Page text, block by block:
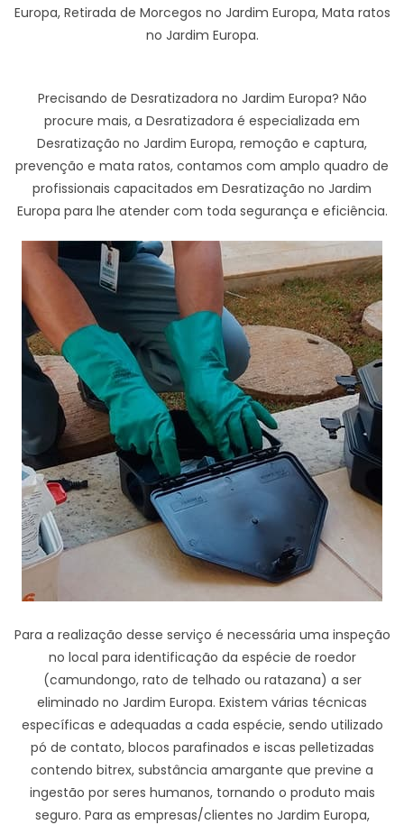
Europa, Retirada de Morcegos no Jardim Europa, Mata ratos
no Jardim Europa.
Precisando de Desratizadora no Jardim Europa? Não
procure mais, a Desratizadora é especializada em
Desratização no Jardim Europa, remoção e captura,
prevenção e mata ratos, contamos com amplo quadro de
profissionais capacitados em Desratização no Jardim
Europa para lhe atender com toda segurança e eficiência.
Para a realização desse serviço é necessária uma inspeção
no local para identificação da espécie de roedor
(camundongo, rato de telhado ou ratazana) a ser
eliminado no Jardim Europa. Existem várias técnicas
específicas e adequadas a cada espécie, sendo utilizado
pó de contato, blocos parafinados e iscas pelletizadas
contendo bitrex, substância amargante que previne a
ingestão por seres humanos, tornando o produto mais
seguro. Para as empresas/clientes no Jardim Europa,